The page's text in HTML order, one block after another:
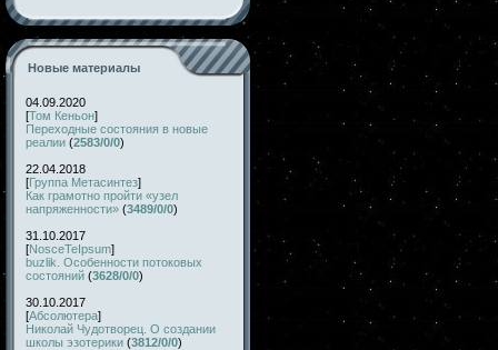
Новые материалы
04.09.2020
[Том Кеньон]
Переходные состояния в новые
реалии (2583/0/0)
22.04.2018
[Группа Метасинтез]
Как грамотно пройти «узел
напряженности» (3489/0/0)
31.10.2017
[NosceTeIpsum]
buzlik. Особенности потоковых
состояний (3628/0/0)
30.10.2017
[Абсолютера]
Николай Чудотворец. О создании
школы эзотерики (3812/0/0)